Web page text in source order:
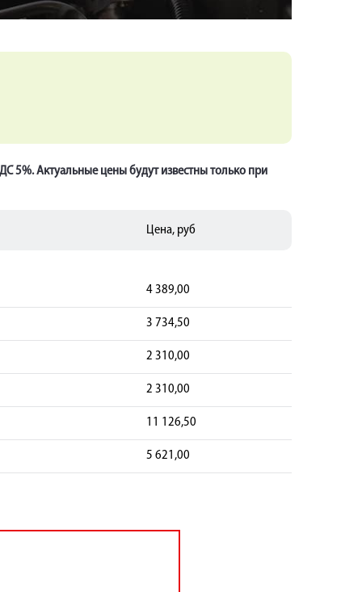
5%. Актуальные цены будут известны только при
Цена, руб
4 389,00
3 734,50
2 310,00
2 310,00
11 126,50
5 621,00